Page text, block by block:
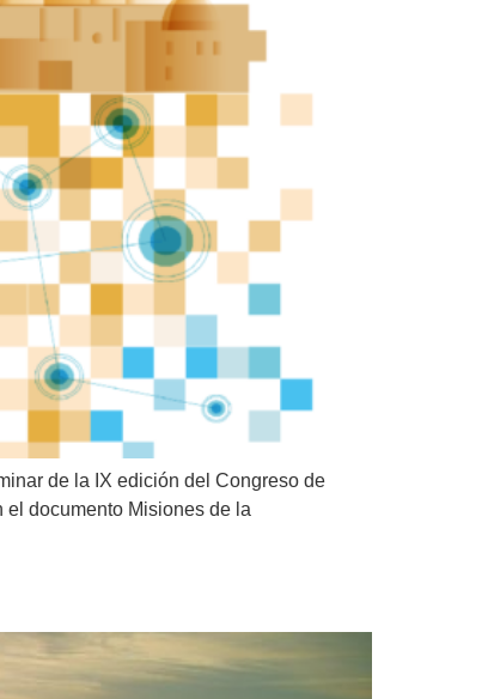
de la IX edición del Congreso de
el documento Misiones de la